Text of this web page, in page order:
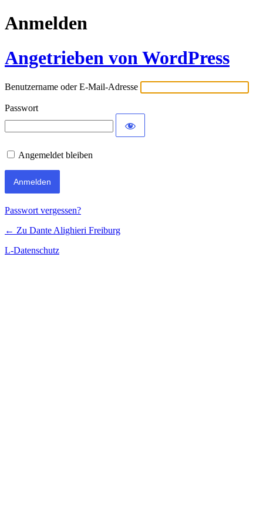
Anmelden
Angetrieben von WordPress
Benutzername oder E-Mail-Adresse
Passwort
Angemeldet bleiben
Passwort vergessen?
← Zu Dante Alighieri Freiburg
L-Datenschutz